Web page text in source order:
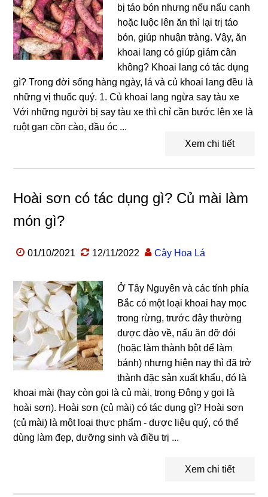
bị táo bón nhưng nếu nấu canh
hoặc luộc lên ăn thì lại trị táo
bón, giúp nhuận tràng. Vậy, ăn
khoai lang có giúp giảm cân
không? Khoai lang có tác dụng
gì? Trong đời sống hàng ngày, lá và củ khoai lang đều là
những vị thuốc quý. 1. Củ khoai lang ngừa say tàu xe
Với những người bị say tàu xe thì chỉ cần bước lên xe là
ruột gan cồn cào, đầu óc ...
Xem chi tiết
Hoài sơn có tác dụng gì? Củ mài làm
món gì?
01/10/2021 12/11/2022 Cây Hoa Lá
Ở Tây Nguyên và các tỉnh phía
Bắc có một loại khoai hay mọc
trong rừng, trước đây thường
được đào về, nấu ăn đỡ đói
(hoặc làm thành bột để làm
bánh) nhưng hiện nay thì đã trở
thành đặc sản xuất khẩu, đó là
khoai mài (hay còn gọi là củ mài, trong Đông y gọi là
hoài sơn). Hoài sơn (củ mài) có tác dụng gì? Hoài sơn
(củ mài) là một loại thực phẩm - dược liệu quý, có thể
dùng làm đẹp, dưỡng sinh và điều trị ...
Xem chi tiết